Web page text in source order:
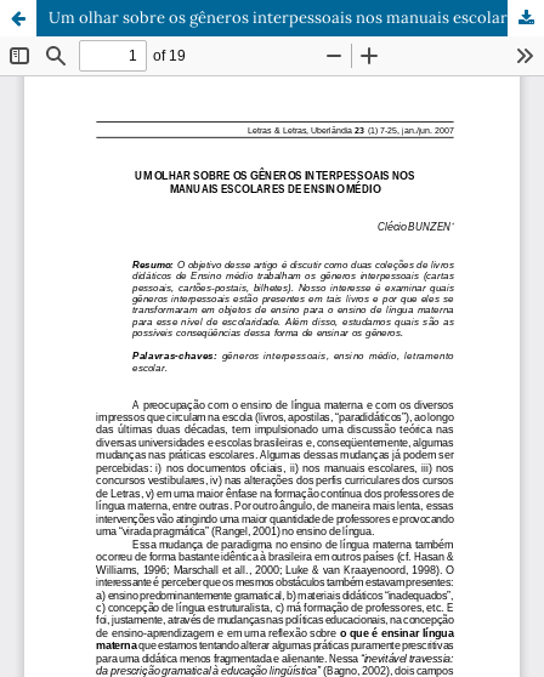
Um olhar sobre os gêneros interpessoais nos manuais escolares de ensino médio